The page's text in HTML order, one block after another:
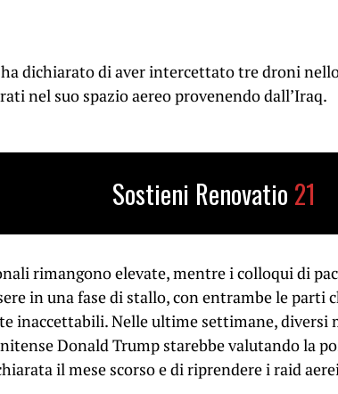
ha dichiarato di aver intercettato tre droni
nel suo spazio aereo provenendo dall’Iraq.
Sostieni Renovatio 21
rimangono elevate, mentre i colloqui di
in una fase di stallo, con entrambe le parti
inaccettabili. Nelle ultime settimane, diversi
Donald Trump starebbe valutando la
il mese scorso e di riprendere i raid